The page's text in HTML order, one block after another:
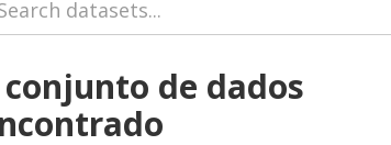
conjunto de dados